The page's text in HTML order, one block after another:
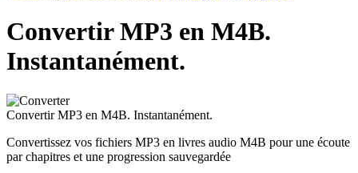
Convertir MP3 en M4B.
Instantanément.
Convertir MP3 en M4B. Instantanément.
Convertissez vos fichiers MP3 en livres audio M4B pour une écoute
par chapitres et une progression sauvegardée